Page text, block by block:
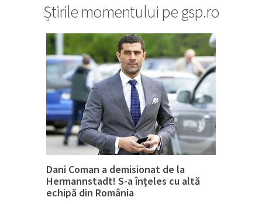
Știrile momentului pe gsp.ro
Dani Coman a demisionat de la
Hermannstadt! S-a înțeles cu altă
echipă din România